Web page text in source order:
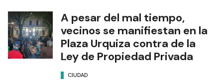
A pesar del mal tiempo,
vecinos se manifiestan en la
Plaza Urquiza contra de la
Ley de Propiedad Privada
CIUDAD